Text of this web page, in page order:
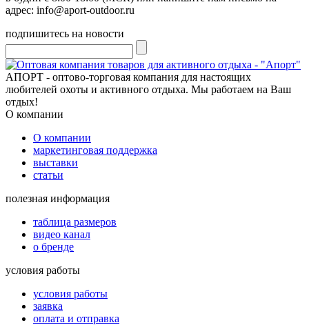
адрес: info@aport-outdoor.ru
подпишитесь на новости
АПОРТ - оптово-торговая компания для настоящих
любителей охоты и активного отдыха. Мы работаем на Ваш
отдых!
О компании
О компании
маркетинговая поддержка
выставки
статьи
полезная информация
таблица размеров
видео канал
о бренде
условия работы
условия работы
заявка
оплата и отправка